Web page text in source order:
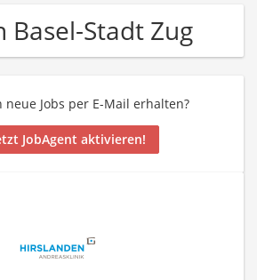
Basel-Stadt Zug
neue Jobs per E-Mail erhalten?
JobAgent aktivieren!